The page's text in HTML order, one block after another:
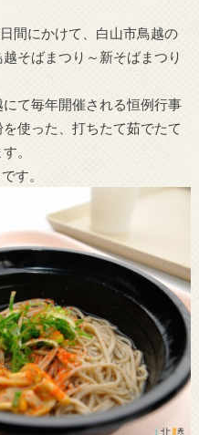
間にかけて、白山市鳥越の
そばまつり～新そばまつり
て毎年開催される恒例行事
使った、打ちたて茹でたて
。
す。